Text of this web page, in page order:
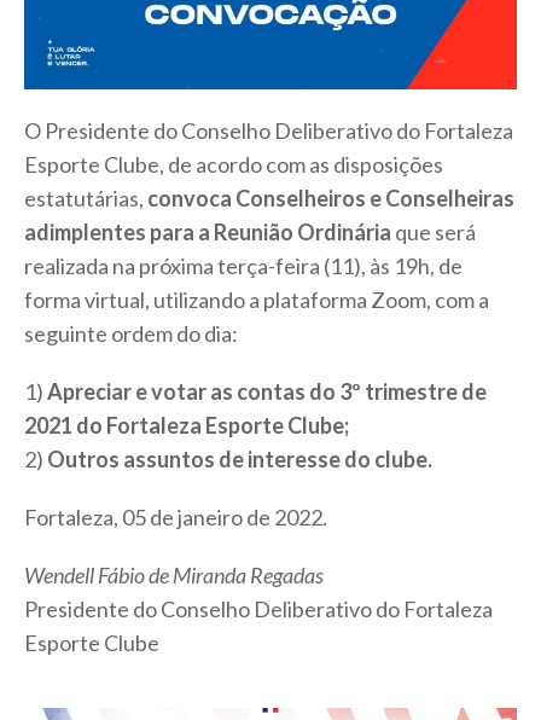
O Presidente do Conselho Deliberativo do Fortaleza
Esporte Clube, de acordo com as disposições
estatutárias, convoca Conselheiros e Conselheiras
adimplentes para a Reunião Ordinária que será
realizada na próxima terça-feira (11), às 19h, de
forma virtual, utilizando a plataforma Zoom, com a
seguinte ordem do dia:
1)Apreciar e votar as contas do 3º trimestre de
2021 do Fortaleza Esporte Clube;
2) Outros assuntos de interesse do clube.
Fortaleza, 05 de janeiro de 2022.
Wendell Fábio de Miranda Regadas
Presidente do Conselho Deliberativo do Fortaleza
Esporte Clube